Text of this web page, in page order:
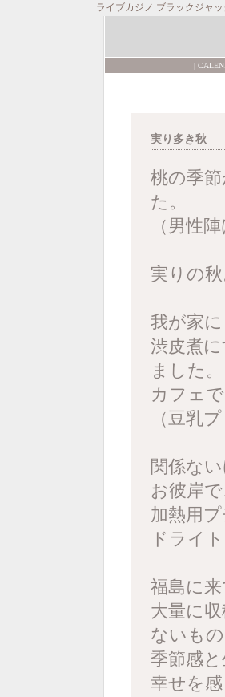
ライブカジノ ブラックジャッ
|
実り多き秋
桃の季
た。
（男性
実りの秋
我が家
渋皮煮
ました。
カフェ
（豆乳
関係ない
お彼岸
加熱用
ドライ
福島に
大量に
ないも
季節感
幸せを